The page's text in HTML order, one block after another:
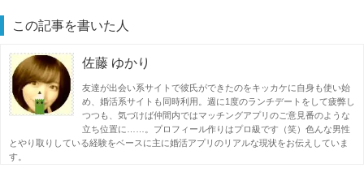
この記事を書いた人
佐藤 ゆかり
友達が出会い系サイトで彼氏ができたのをキッカケに自身も使い始
め、婚活系サイトも同時利用。週に1度のランチデートをして疲弊し
つつも、気づけば仲間内ではマッチングアプリのご意見番のような
立ち位置に……。プロフィール作りはプロ級です（笑）色んな男性
とやり取りしている経験をベースに主に婚活アプリのリアルな現状をお伝えしていま
す。